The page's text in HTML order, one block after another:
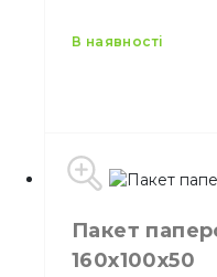
Матеріал
Колір
Кількість в
в наявності
Пакет
160х100х50